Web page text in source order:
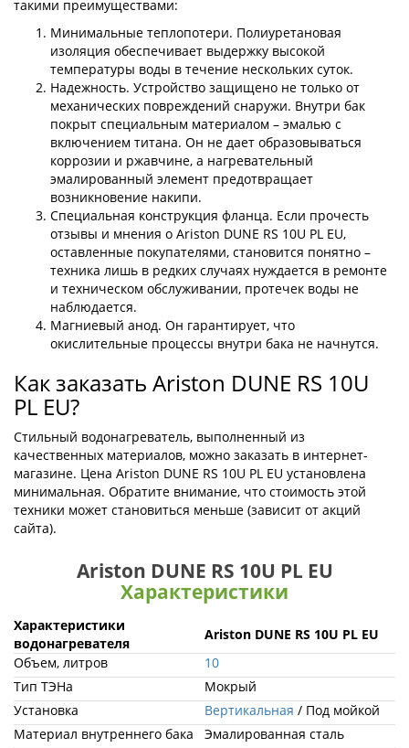
такими преимуществами:
Минимальные теплопотери. Полиуретановая
изоляция обеспечивает выдержку высокой
температуры воды в течение нескольких суток.
Надежность. Устройство защищено не только от
механических повреждений снаружи. Внутри бак
покрыт специальным материалом – эмалью с
включением титана. Он не дает образовываться
коррозии и ржавчине, а нагревательный
эмалированный элемент предотвращает
возникновение накипи.
Специальная конструкция фланца. Если прочесть
отзывы и мнения о Ariston DUNE RS 10U PL EU,
оставленные покупателями, становится понятно –
техника лишь в редких случаях нуждается в ремонте
и техническом обслуживании, протечек воды не
наблюдается.
Магниевый анод. Он гарантирует, что
окислительные процессы внутри бака не начнутся.
Как заказать Ariston DUNE RS 10U
PL EU?
Стильный водонагреватель, выполненный из
качественных материалов, можно заказать в интернет-
магазине. Цена Ariston DUNE RS 10U PL EU установлена
минимальная. Обратите внимание, что стоимость этой
техники может становиться меньше (зависит от акций
сайта).
Ariston DUNE RS 10U PL EU
Характеристики
Характеристики
водонагревателя
Ariston DUNE RS 10U PL EU
Объем, литров
10
Тип ТЭНа
Мокрый
Установка
Вертикальная / Под мойкой
Материал внутреннего бака
Эмалированная сталь